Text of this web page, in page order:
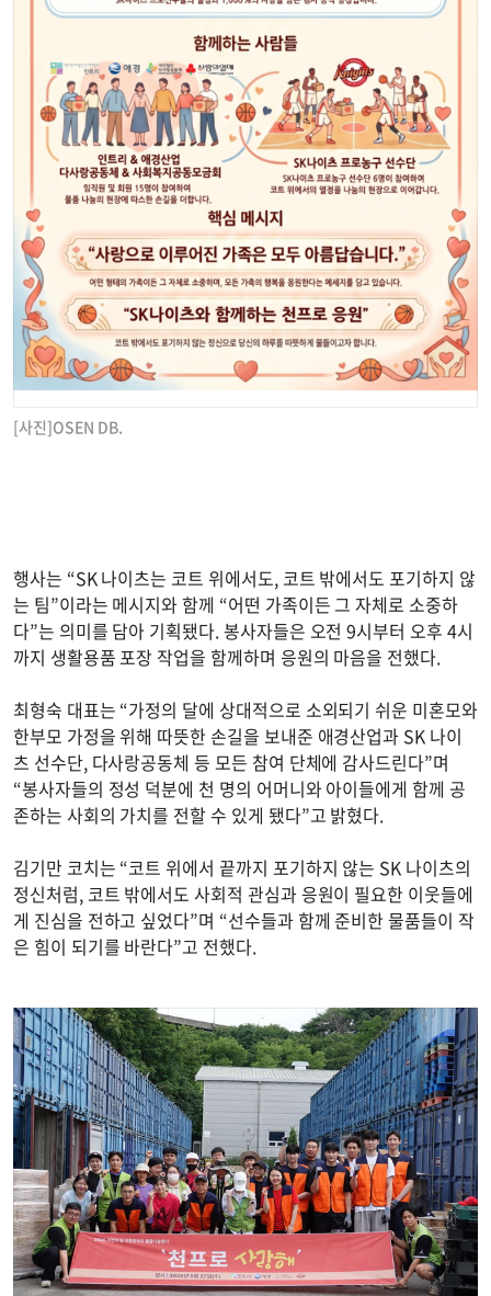
[사진]OSEN DB.
행사는 “SK 나이츠는 코트 위에서도, 코트 밖에서도 포기하지 않
는 팀”이라는 메시지와 함께 “어떤 가족이든 그 자체로 소중하
다”는 의미를 담아 기획됐다. 봉사자들은 오전 9시부터 오후 4시
까지 생활용품 포장 작업을 함께하며 응원의 마음을 전했다.
최형숙 대표는 “가정의 달에 상대적으로 소외되기 쉬운 미혼모와
한부모 가정을 위해 따뜻한 손길을 보내준 애경산업과 SK 나이
츠 선수단, 다사랑공동체 등 모든 참여 단체에 감사드린다”며
“봉사자들의 정성 덕분에 천 명의 어머니와 아이들에게 함께 공
존하는 사회의 가치를 전할 수 있게 됐다”고 밝혔다.
김기만 코치는 “코트 위에서 끝까지 포기하지 않는 SK 나이츠의
정신처럼, 코트 밖에서도 사회적 관심과 응원이 필요한 이웃들에
게 진심을 전하고 싶었다”며 “선수들과 함께 준비한 물품들이 작
은 힘이 되기를 바란다”고 전했다.